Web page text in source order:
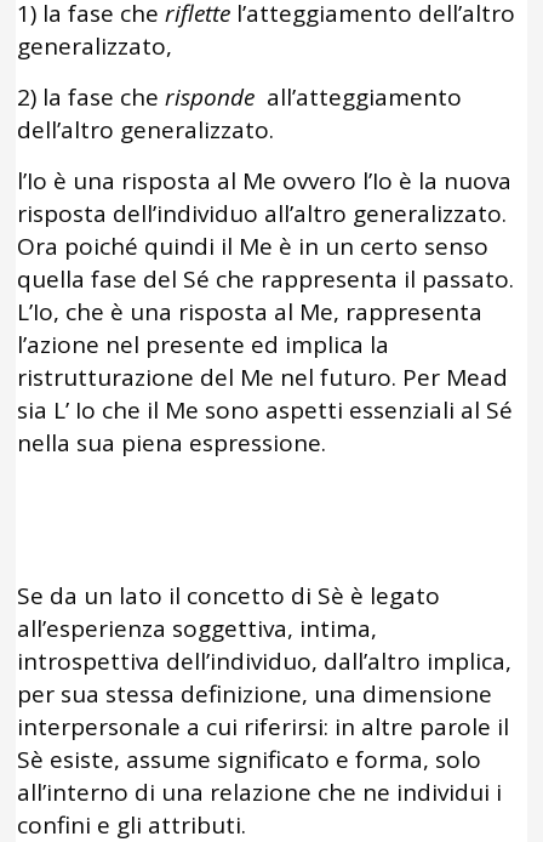
1) la fase cheriflette l’atteggiamento dell’altro
generalizzato,
2) la fase cherisponde all’atteggiamento
dell’altro generalizzato.
l’Io è una risposta al Me ovvero l’Io è la nuova
risposta dell’individuo all’altro generalizzato.
Ora poiché quindi il Me è in un certo senso
quella fase del Sé che rappresenta il passato.
L’Io, che è una risposta al Me, rappresenta
l’azione nel presente ed implica la
ristrutturazione del Me nel futuro. Per Mead
sia L’ Io che il Me sono aspetti essenziali al Sé
nella sua piena espressione.
Se da un lato il concetto di Sè è legato
all’esperienza soggettiva, intima,
introspettiva dell’individuo, dall’altro implica,
per sua stessa definizione, una dimensione
interpersonale a cui riferirsi: in altre parole il
Sè esiste, assume significato e forma, solo
all’interno di una relazione che ne individui i
confini e gli attributi.